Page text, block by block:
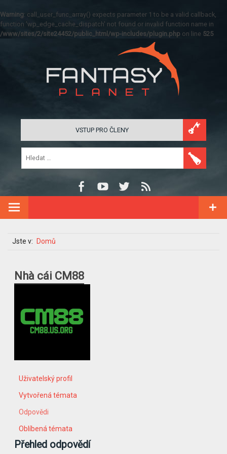
Warning: call_user_func_array() expects parameter 1 to be a valid callback,
function 'wp_edge_cache_dispatch' not found or invalid function name in
/www/sites/2/site24452/public_html/wp-includes/plugin.php on line 525
VSTUP PRO ČLENY
Jste v: Domů
Nhà cái CM88
Uživatelský profil
Vytvořená témata
Odpovědi
Oblíbená témata
Přehled odpovědí